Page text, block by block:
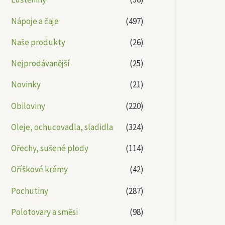
Nápoje a čaje
(497)
Naše produkty
(26)
Nejprodávanější
(25)
Novinky
(21)
Obiloviny
(220)
Oleje, ochucovadla, sladidla
(324)
Ořechy, sušené plody
(114)
Oříškové krémy
(42)
Pochutiny
(287)
Polotovary a směsi
(98)